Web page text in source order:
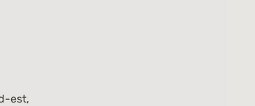
est,